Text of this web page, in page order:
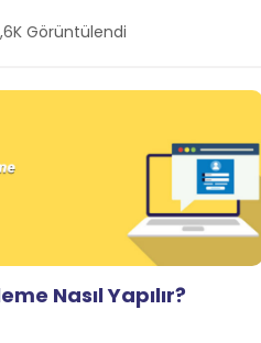
Görüntülendi
Nasıl Yapılır?